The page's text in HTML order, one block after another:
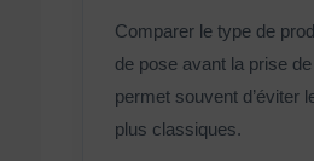
Comparer le type de
de pose avant la prise
permet souvent d’éviter
plus classiques.